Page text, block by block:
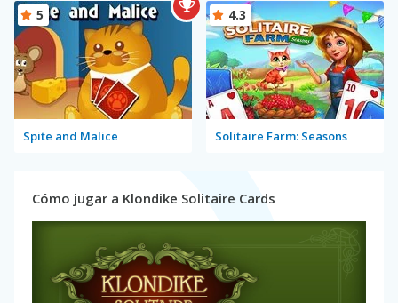
Spite and Malice
5
Solitaire Farm: Seasons
4.3
Cómo jugar a Klondike Solitaire Cards